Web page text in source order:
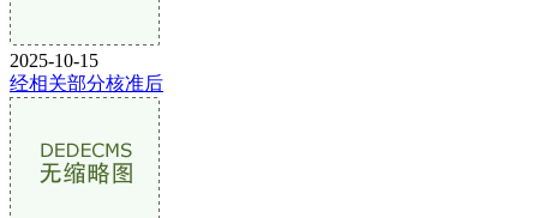
2025-10-15
经相关部分核准后